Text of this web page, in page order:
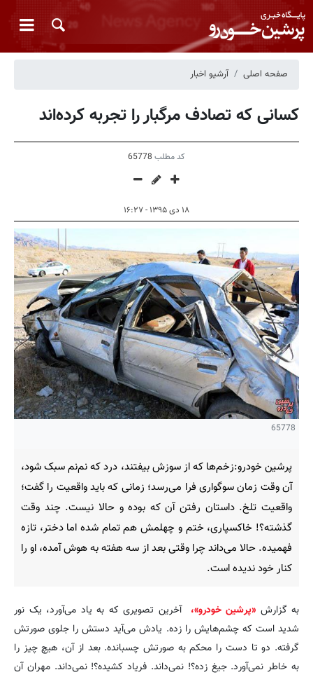
صفحه اصلی آرشیو اخبار
کسانی که تصادف مرگبار را تجربه کرده‌اند
کد مطلب 65778
۱۸ دی ۱۳۹۵ - ۱۶:۲۷
65778
پرشین خودرو:زخم‌ها که از سوزش بیفتند، درد که نم‌نم سبک شود،
آن وقت زمان سوگواری فرا می‌رسد؛ زمانی که باید واقعیت را گفت؛
واقعیت تلخ. داستان رفتن آن که بوده و حالا نیست. چند وقت
گذشته؟! خاکسپاری، ختم و چهلمش هم تمام شده اما دختر، تازه
فهمیده. حالا می‌داند چرا وقتی بعد از سه هفته به هوش آمده، او را
کنار خود ندیده است.
به گزارش «پرشین خودرو»، آخرین تصویری که به یاد می‌آورد، یک نور
شدید است که چشم‌هایش را زده. یادش می‌آید دستش را جلوی صورتش
گرفته. دو تا دست را محکم به صورتش چسبانده. بعد از آن، هیچ چیز را
به خاطر نمی‌آورد. جیغ زده؟! نمی‌داند. فریاد کشیده؟! نمی‌داند. مهران آن